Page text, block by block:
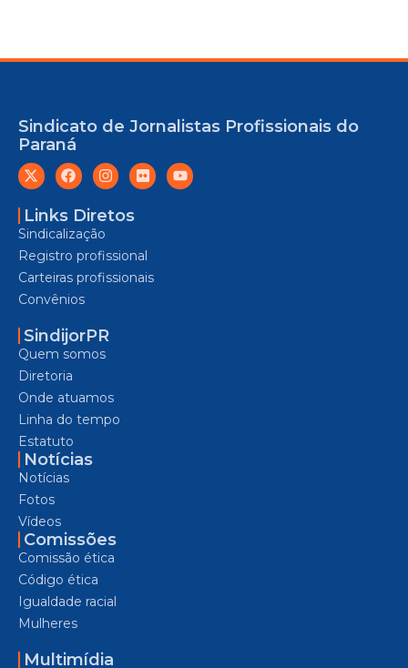
Sindicato de Jornalistas Profissionais do
Paraná
Links Diretos
Sindicalização
Registro profissional
Carteiras profissionais
Convênios
SindijorPR
Quem somos
Diretoria
Onde atuamos
Linha do tempo
Estatuto
Notícias
Notícias
Fotos
Vídeos
Comissões
Comissão ética
Código ética
Igualdade racial
Mulheres
Multimídia